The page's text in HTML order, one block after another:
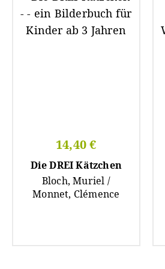
14,40 €
Die DREI Kätzchen
Bloch, Muriel /
Monnet, Clémence